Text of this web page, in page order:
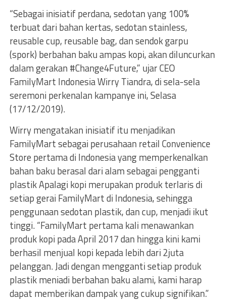
“Sebagai inisiatif perdana, sedotan yang 100%
terbuat dari bahan kertas, sedotan stainless,
reusable cup, reusable bag, dan sendok garpu
(spork) berbahan baku ampas kopi, akan diluncurkan
dalam gerakan #Change4Future,” ujar CEO
FamilyMart Indonesia Wirry Tiandra, di sela-sela
seremoni perkenalan kampanye ini, Selasa
(17/12/2019).
Wirry mengatakan inisiatif itu menjadikan
FamilyMart sebagai perusahaan retail Convenience
Store pertama di Indonesia yang memperkenalkan
bahan baku berasal dari alam sebagai pengganti
plastik Apalagi kopi merupakan produk terlaris di
setiap gerai FamilyMart di Indonesia, sehingga
penggunaan sedotan plastik, dan cup, menjadi ikut
tinggi. “FamilyMart pertama kali menawankan
produk kopi pada April 2017 dan hingga kini kami
berhasil menjual kopi kepada lebih dari 2juta
pelanggan. Jadi dengan mengganti setiap produk
plastik meniadi berbahan baku alami, kami harap
dapat memberikan dampak yang cukup signifikan.”